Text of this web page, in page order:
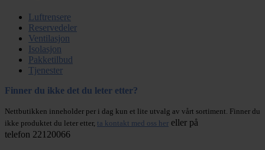
Luftrensere
Reservedeler
Ventilasjon
Isolasjon
Pakketilbud
Tjenester
Finner du ikke det du leter etter?
Nettbutikken inneholder per i dag kun et lite utvalg av vårt sortiment. Finner du
ikke produktet du leter etter, ta kontakt med oss her eller på
telefon 22120066